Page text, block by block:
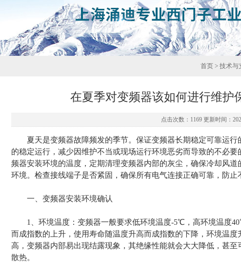
首页 > 技术与
在夏季对变频器该如何进行维护
点击次数：1169 更新时间：
夏天是变频器故障频发的季节。保证变频器长期稳定可靠运行
的稳定运行，减少因维护不当或现场运行环境恶劣而导致的不必
频器安装环境的温度，定期清理变频器内部的灰尘，确保冷却风
环境。检查接线端子是否紧固，确保所有电气连接正确可靠，防止
一、变频器安装环境确认
1、环境温度：变频器一般要求低环境温度-5℃，高环境温度
而成指数的上升，使用寿命随温度升高而成指数的下降，环境温
高，变频器内部易出现结露现象，其绝缘性能就会大大降低，甚
散热。